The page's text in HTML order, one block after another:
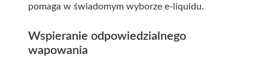
pomaga w świadomym wyborze e-liquidu.
Wspieranie odpowiedzialnego
wapowania